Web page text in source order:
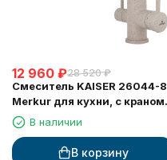
12 960 ₽28 520 ₽
Смеситель KAISER 26044-8
Merkur для кухни, с краном
для питьевой воды,
песочный
В наличии
В корзину